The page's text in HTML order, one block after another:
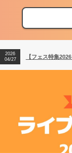
【フェス特集
【ライブ動員ラ
2026
04/27
【フェス特集
2026